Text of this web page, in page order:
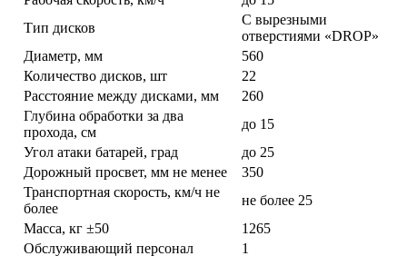
Тип дисков
С вырезными
отверстиями «DROP»
Диаметр, мм
560
Количество дисков, шт
22
Расстояние между дисками, мм
260
Глубина обработки за два
прохода, см
до 15
Угол атаки батарей, град
до 25
Дорожный просвет, мм не менее
350
Транспортная скорость, км/ч не
более
не более 25
Масса, кг ±50
1265
Обслуживающий персонал
1